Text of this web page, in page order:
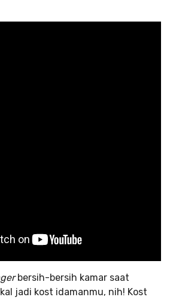
bersih-bersih kamar saat
jadi kost idamanmu, nih! Kost